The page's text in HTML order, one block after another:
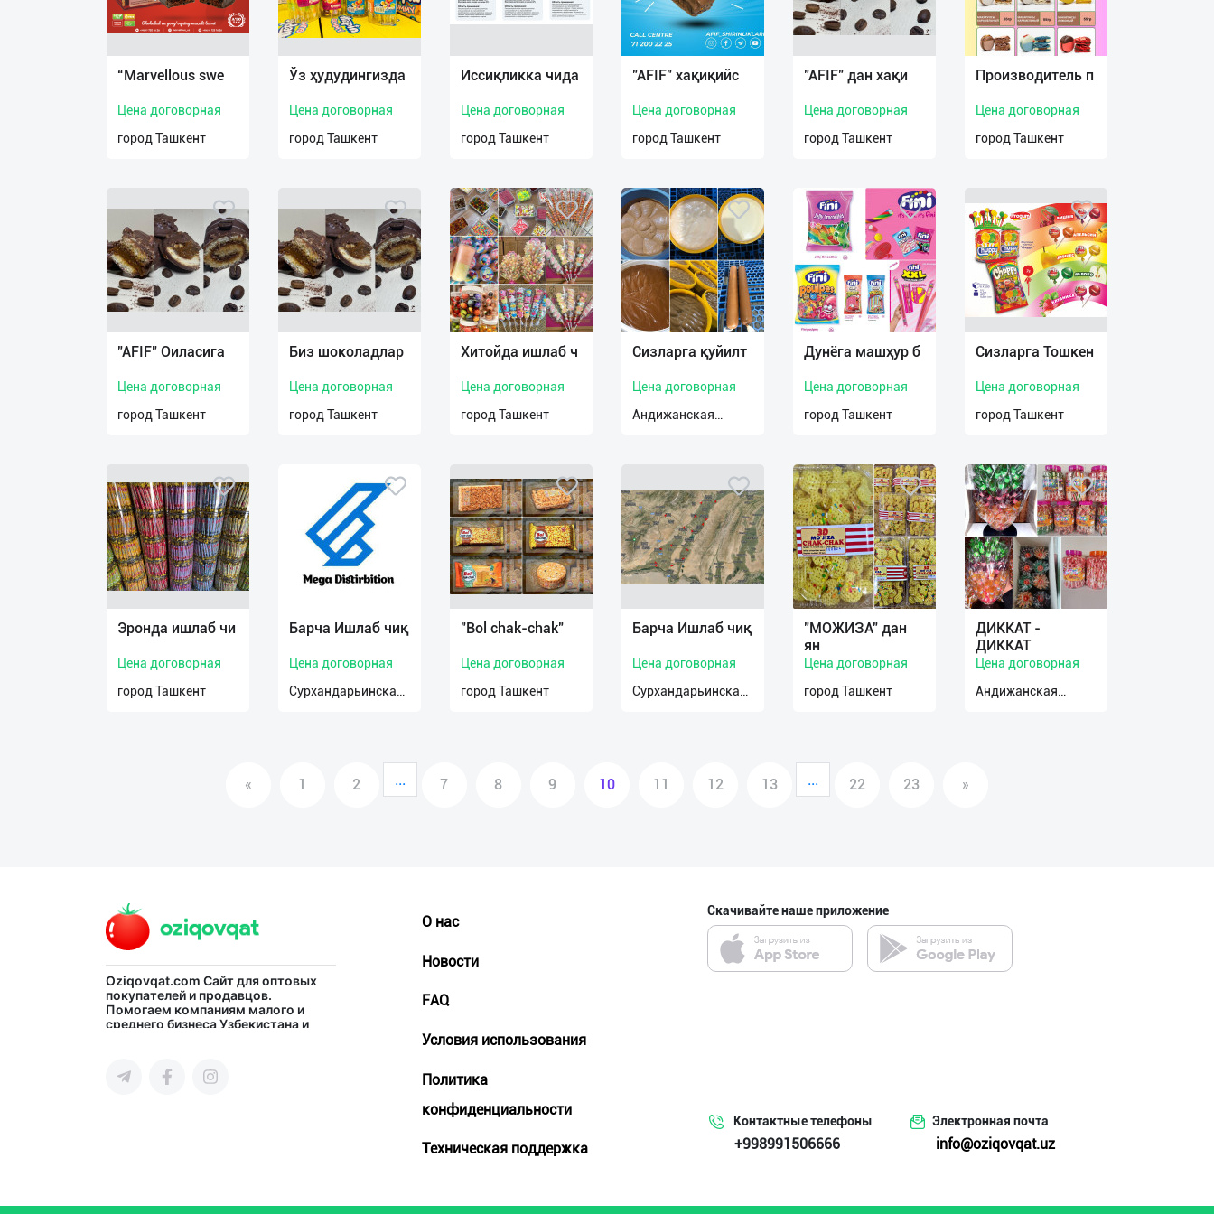
“Marvellous swe
Цена договорная
город Ташкент
Ўз ҳудудингизда
Цена договорная
город Ташкент
Иссиқликка чида
Цена договорная
город Ташкент
"AFIF" хақиқийс
Цена договорная
город Ташкент
"AFIF" дан хақи
Цена договорная
город Ташкент
Производитель п
Цена договорная
город Ташкент
"AFIF" Оиласига
Цена договорная
город Ташкент
Биз шоколадлар
Цена договорная
город Ташкент
Хитойда ишлаб ч
Цена договорная
город Ташкент
Сизларга қуйилт
Цена договорная
Андижанская
Дунëга машҳур б
Цена договорная
город Ташкент
Сизларга Тошкен
Цена договорная
город Ташкент
Эронда ишлаб чи
Цена договорная
город Ташкент
Барча Ишлаб чиқ
Цена договорная
Сурхандарьинская
"Bol chak-chak"
Цена договорная
город Ташкент
Барча Ишлаб чиқ
Цена договорная
Сурхандарьинская
"МОЖИЗА" дан
ян
Цена договорная
город Ташкент
ДИККАТ -
ДИККАТ
Цена договорная
Андижанская
« 1 2 ... 7 8 9 10 11 12 13 ... 22 23 »
Oziqovqat.com Сайт для оптовых
покупателей и продавцов.
Помогаем компаниям малого и
среднего бизнеса Узбекистана и
продвигать свою продукцию в
интернете.
О нас
Новости
FAQ
Условия использования
Политика
конфиденциальности
Техническая поддержка
Скачивайте наше приложение
Контактные телефоны
+998991506666
Электронная почта
info@oziqovqat.uz